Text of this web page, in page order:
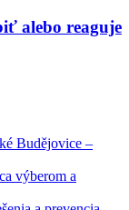
alebo reaguje
Budějovice –
výberom a